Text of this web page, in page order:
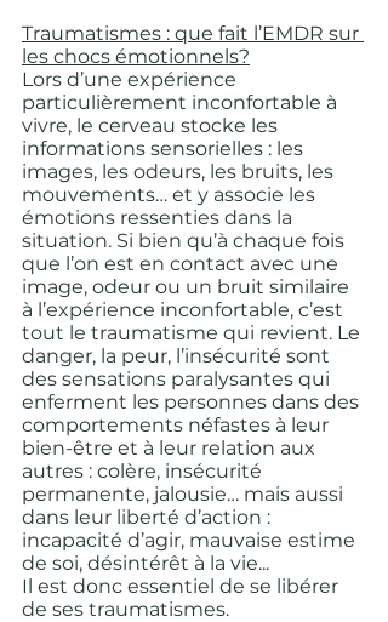
Traumatismes : que fait l’EMDR sur
les chocs émotionnels?
Lors d’une expérience
particulièrement inconfortable à
vivre, le cerveau stocke les
informations sensorielles : les
images, les odeurs, les bruits, les
mouvements… et y associe les
émotions ressenties dans la
situation. Si bien qu’à chaque fois
que l’on est en contact avec une
image, odeur ou un bruit similaire
à l’expérience inconfortable, c’est
tout le traumatisme qui revient. Le
danger, la peur, l’insécurité sont
des sensations paralysantes qui
enferment les personnes dans des
comportements néfastes à leur
bien-être et à leur relation aux
autres : colère, insécurité
permanente, jalousie… mais aussi
dans leur liberté d’action :
incapacité d’agir, mauvaise estime
de soi, désintérêt à la vie...
Il est donc essentiel de se libérer
de ses traumatismes.